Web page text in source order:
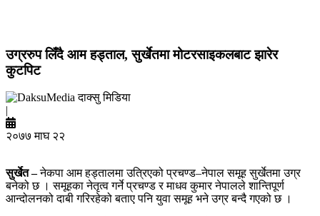
उग्ररुप लिँदै आम हड्ताल, सुर्खेतमा मोटरसाइकलबाट झारेर
कुटपिट
दाक्सु मिडिया
|
२०७७ माघ २२
सुर्खेत –नेकपा आम हड्तालमा उत्रिएको प्रचण्ड–नेपाल समूह सुर्खेतमा उग्र
बनेको छ । समूहका नेतृत्व गर्ने प्रचण्ड र माधव कुमार नेपालले शान्तिपूर्ण
आन्दोलनको दाबी गरिरहेको बताए पनि युवा समूह भने उग्र बन्दै गएको छ ।